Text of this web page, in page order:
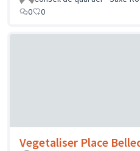
0
0
Vegetaliser Place